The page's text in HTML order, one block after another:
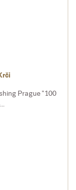
Prague "100